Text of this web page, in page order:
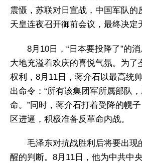
震慑，苏联对日宣战，中国军队的
天皇连夜召开御前会议，最终决定
8月10日，“日本要投降了”的
大地充溢着欢庆的喜悦气氛。为了
权利，8月11日，蒋介石以最高统
出命令：“所有该集团军所属部队
命。”同时，蒋介石打着受降的幌
区进逼，积极准备反革命内战。
毛泽东对抗战胜利后将要出现
醒的判断。8月11日，他为中共中